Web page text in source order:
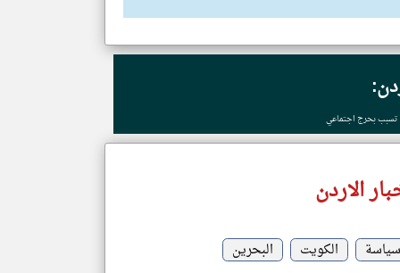
تسبب بحرج اجتماعي
الاردن
سياسة الكويت البحرين